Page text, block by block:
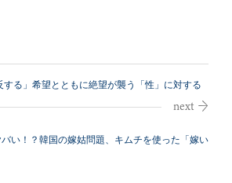
する」希望とともに絶望が襲う「性」に対する
バい！？韓国の嫁姑問題、キムチを使った「嫁い